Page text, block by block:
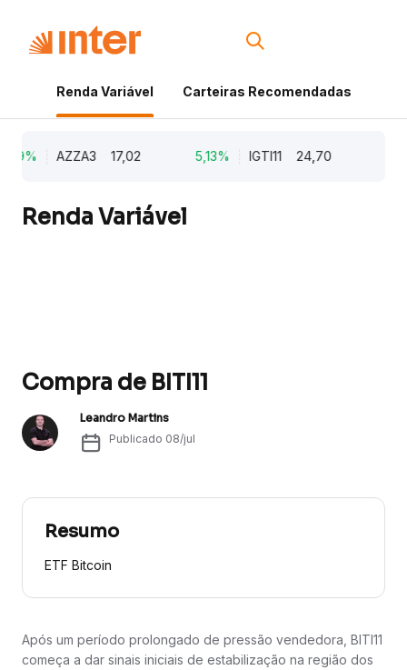
Renda Variável Carteiras Recomendadas
AZZA3 17,02 5,13% IGTI11 24,70
Renda Variável
Compra de BITI11
Leandro Martins
Publicado 08/jul
Resumo
ETF Bitcoin
Após um período prolongado de pressão vendedora, BITI11
começa a dar sinais iniciais de estabilização na região dos